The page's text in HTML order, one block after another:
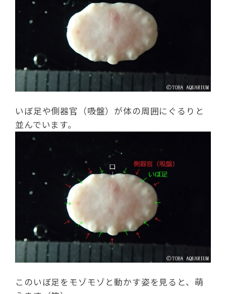
いぼ足や側器官（吸盤）が体の周囲にぐるりと
並んでいます。
このいぼ足をモゾモゾと動かす姿を見ると、萌